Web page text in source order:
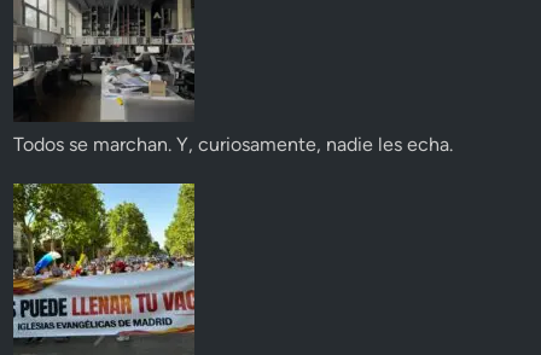
Todos se marchan. Y, curiosamente, nadie les echa.